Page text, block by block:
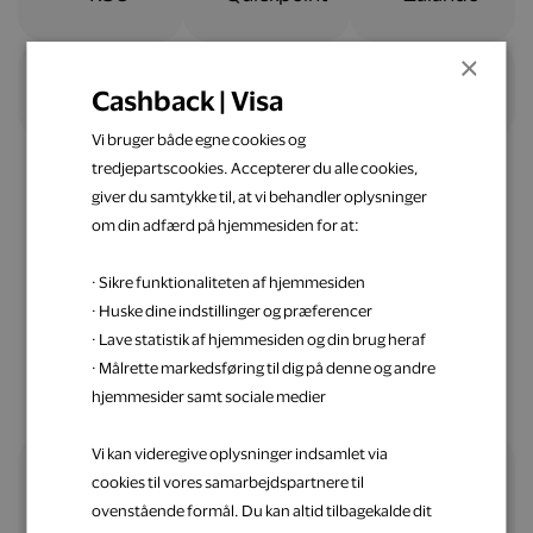
Nemt og ligetil
Spar penge op med Visa
Alle fordele samlet ét sted
×
Cashback | Visa
Vi bruger både egne cookies og
tredjepartscookies. Accepterer du alle cookies,
giver du samtykke til, at vi behandler oplysninger
om din adfærd på hjemmesiden for at:
· Sikre funktionaliteten af hjemmesiden
· Huske dine indstillinger og præferencer
· Lave statistik af hjemmesiden og din brug heraf
· Målrette markedsføring til dig på denne og andre
hjemmesider samt sociale medier
Vi kan videregive oplysninger indsamlet via
cookies til vores samarbejdspartnere til
ovenstående formål. Du kan altid tilbagekalde dit